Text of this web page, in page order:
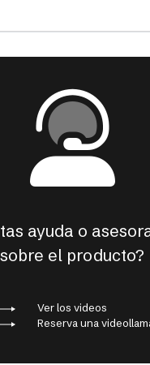
ayuda o
sobre el producto?
Ver los videos
Reserva una